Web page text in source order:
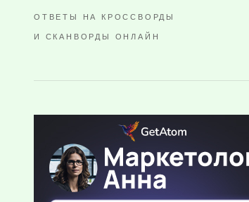
ОТВЕТЫ НА КРОССВОРДЫ
И СКАНВОРДЫ ОНЛАЙН